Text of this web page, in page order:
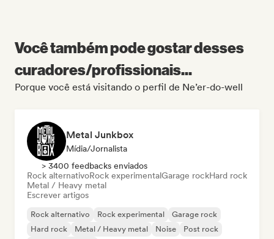
Você também pode gostar desses
curadores/profissionais...
Porque você está visitando o perfil de Ne’er-do-well
Metal Junkbox
Mídia/Jornalista
> 3400 feedbacks enviados
Rock alternativoRock experimentalGarage rockHard rock
Metal / Heavy metal
Escrever artigos
Rock alternativo Rock experimental
Garage rock
Hard rock
Metal / Heavy metal Noise
Post rock